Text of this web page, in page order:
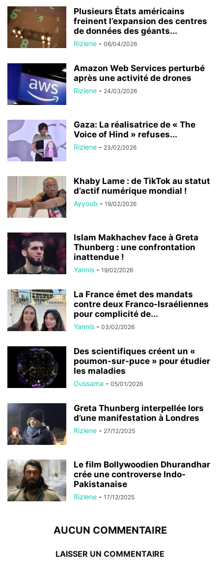
Plusieurs États américains
freinent l’expansion des centres
de données des géants...
Rizlene - 06/04/2026
Amazon Web Services perturbé
après une activité de drones
Rizlene - 24/03/2026
Gaza: La réalisatrice de « The
Voice of Hind » refuses...
Rizlene - 23/02/2026
Khaby Lame : de TikTok au statut
d’actif numérique mondial !
Ayyoub - 19/02/2026
Islam Makhachev face à Greta
Thunberg : une confrontation
inattendue !
Yannis - 19/02/2026
La France émet des mandats
contre deux Franco-Israéliennes
pour complicité de...
Yannis - 03/02/2026
Des scientifiques créent un «
poumon-sur-puce » pour étudier
les maladies
Oussama - 05/01/2026
Greta Thunberg interpellée lors
d’une manifestation à Londres
Rizlene - 27/12/2025
Le film Bollywoodien Dhurandhar
crée une controverse Indo-
Pakistanaise
Rizlene - 17/12/2025
AUCUN COMMENTAIRE
LAISSER UN COMMENTAIRE